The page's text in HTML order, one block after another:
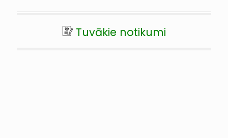
Tuvākie notikumi